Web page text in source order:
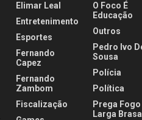
Elimar Leal
Entretenimento
Esportes
Fernando
Capez
Fernando
Zambom
Fiscalização
O Foco É
Educação
Outros
Pedro Ivo
Sousa
Polícia
Política
Prega Fogo
Larga Brasa